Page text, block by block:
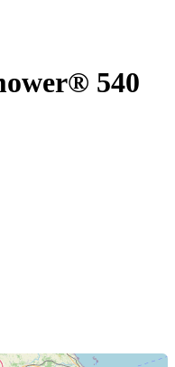
540